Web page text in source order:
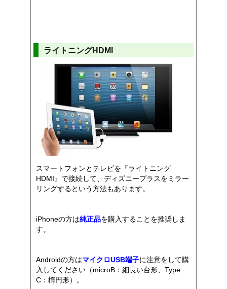
ライトニングHDMI
スマートフォンとテレビを『ライトニング
HDMI』で接続して、ディズニープラスをミラー
リングするという方法もあります。
iPhoneの方は純正品を購入することを推奨しま
す。
Androidの方はマイクロUSB端子に注意をして購
入してください（microB：細長い台形、Type
C：楕円形）。